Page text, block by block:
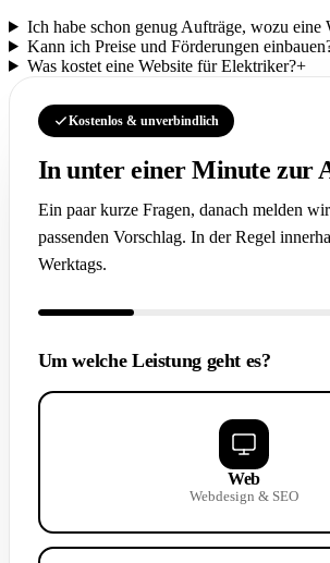
Ich habe schon genug Aufträge, wozu eine
Kann ich Preise und Förderungen
Was kostet eine Website für Elektriker?+
Kostenlos & unverbindlich
In unter einer Minute zur
Ein paar kurze Fragen, danach melden
passenden Vorschlag. In der Regel
Werktags.
Um welche Leistung geht es?
Web
Webdesign & SEO